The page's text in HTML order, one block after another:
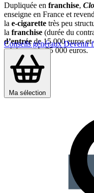
Conseils générauxDevenir
Ma sélection
Dupliquée en franchise,
enseigne en France et
la e-cigarette très peu
la franchise (durée du
d’entréede 15 000 euros
minimum de 25 000 euros.
Partager sur :